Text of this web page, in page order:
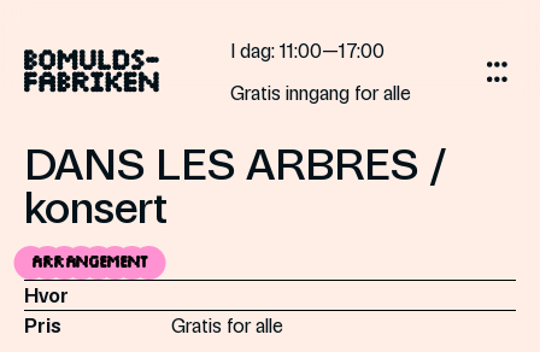
innholdet
I dag: 11:00—17:00
Gratis inngang for alle
DANS LES ARBRES /
konsert
Arrangement
Hvor
Pris
Gratis for alle